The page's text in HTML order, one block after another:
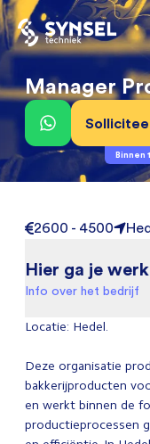
Manager
Binnen
2600 - 4500
Hier ga je
Info over het bedrijf
Locatie: Hedel.
Deze organisatie
bakkerijproducten
en werkt binnen de
productieprocessen